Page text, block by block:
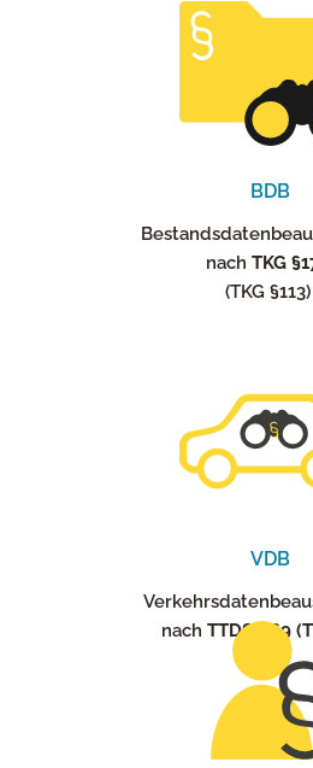
BDB
nach TKG
(TKG §113)
VDB
nach TTDSG §9